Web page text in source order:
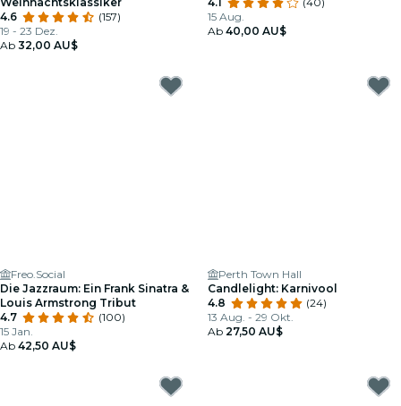
4.6
(157)
19 - 23 Dez.
Ab 32,00 AU$
15 Aug.
Ab 40,00 AU$
Freo.Social
Die Jazzraum: Ein Frank Sinatra &
Louis Armstrong Tribut
4.7
(100)
15 Jan.
Ab 42,50 AU$
Perth Town Hall
Candlelight: Karnivool
4.8
(24)
13 Aug. - 29 Okt.
Ab 27,50 AU$